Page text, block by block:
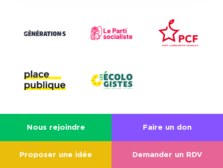
Nous rejoindre Faire un don
Proposer une idée Demander un RDV